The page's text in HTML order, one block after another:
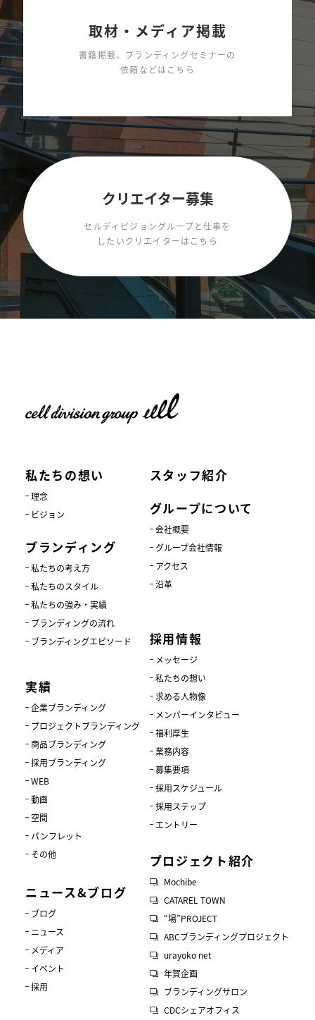
取材・メディア掲載
書籍掲載、ブランディングセミナーの
依頼などはこちら
クリエイター募集
セルディビジョングループと仕事を
したいクリエイターはこちら
私たちの想い
理念
ビジョン
ブランディング
私たちの考え方
私たちのスタイル
私たちの強み・実績
ブランディングの流れ
ブランディングエピソード
実績
企業ブランディング
プロジェクトブランディング
商品ブランディング
採用ブランディング
WEB
動画
空間
パンフレット
その他
ニュース&ブログ
ブログ
ニュース
メディア
イベント
採用
スタッフ紹介
グループについて
会社概要
グループ会社情報
アクセス
沿革
採用情報
メッセージ
私たちの想い
求める人物像
メンバーインタビュー
福利厚生
業務内容
募集要項
採用スケジュール
採用ステップ
エントリー
プロジェクト紹介
Mochibe
CATAREL TOWN
“場”PROJECT
ABCブランディングプロジェクト
urayoko net
年賀企画
ブランディングサロン
CDCシェアオフィス